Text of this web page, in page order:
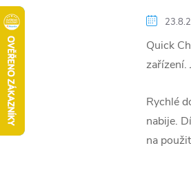
Quick
zařízení.
Rychlé
nabije.
na